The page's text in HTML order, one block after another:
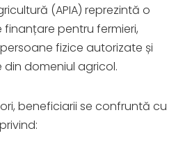
(APIA) reprezintă o
pentru fermieri,
fizice autorizate și
domeniul agricol.
beneficiarii se confruntă cu